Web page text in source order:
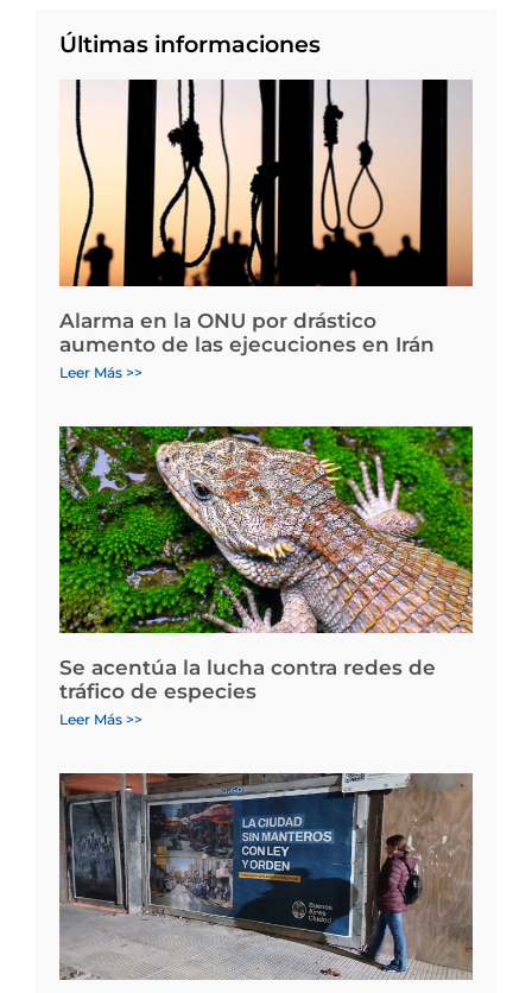
Últimas informaciones
Alarma en la ONU por drástico
aumento de las ejecuciones en Irán
Leer Más >>
Se acentúa la lucha contra redes de
tráfico de especies
Leer Más >>